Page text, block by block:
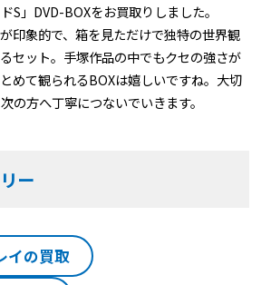
S」DVD-BOXをお買取りしました。
印象的で、箱を見ただけで独特の世界観
セット。手塚作品の中でもクセの強さが
めて観られるBOXは嬉しいですね。大切
の方へ丁寧につないでいきます。
ー
イの買取